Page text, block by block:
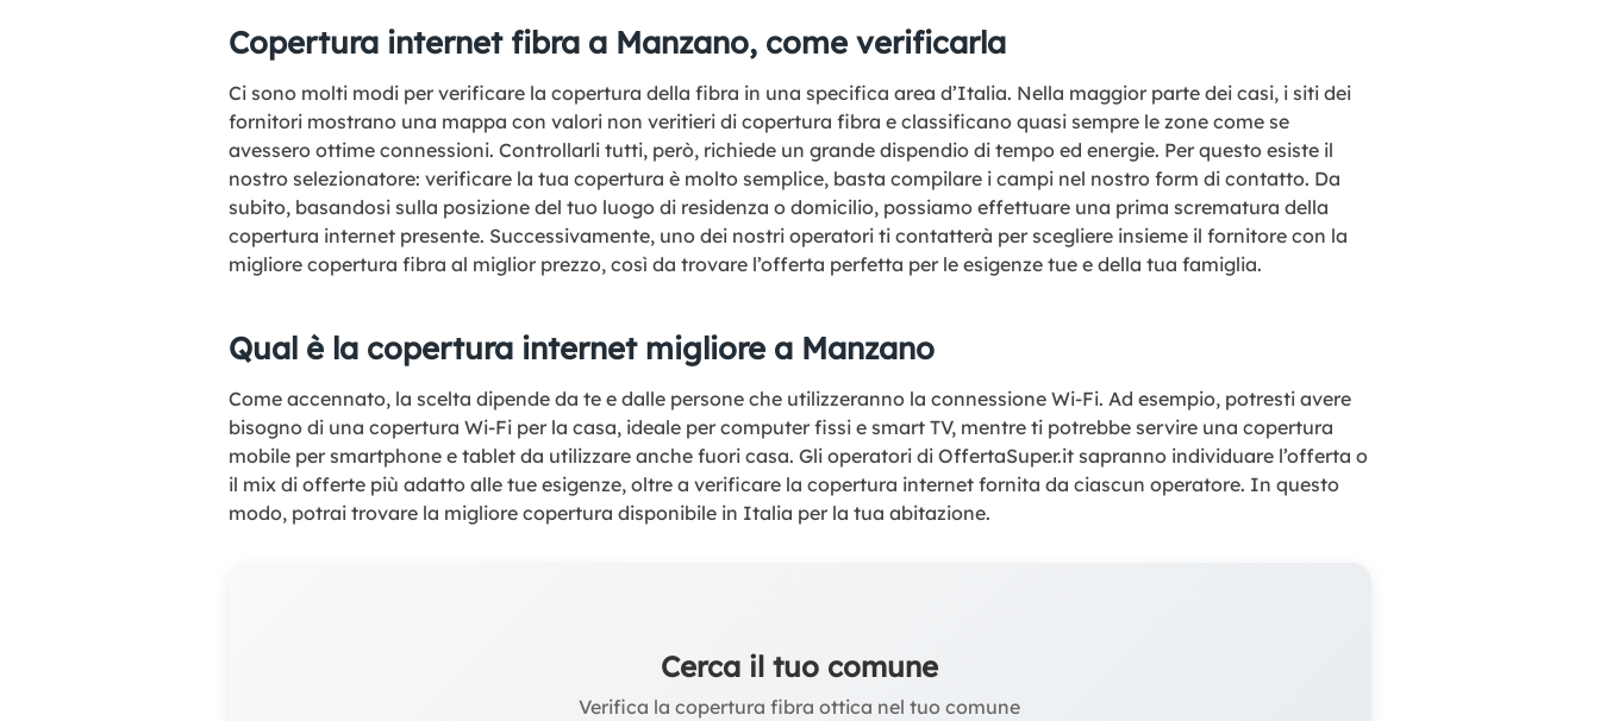
Copertura internet fibra a Manzano, come verificarla
Ci sono molti modi per verificare la copertura della fibra in una specifica area d’Italia. Nella maggior parte dei casi, i siti dei
fornitori mostrano una mappa con valori non veritieri di copertura fibra e classificano quasi sempre le zone come se
avessero ottime connessioni. Controllarli tutti, però, richiede un grande dispendio di tempo ed energie. Per questo esiste il
nostro selezionatore: verificare la tua copertura è molto semplice, basta compilare i campi nel nostro form di contatto. Da
subito, basandosi sulla posizione del tuo luogo di residenza o domicilio, possiamo effettuare una prima scrematura della
copertura internet presente. Successivamente, uno dei nostri operatori ti contatterà per scegliere insieme il fornitore con la
migliore copertura fibra al miglior prezzo, così da trovare l’offerta perfetta per le esigenze tue e della tua famiglia.
Qual è la copertura internet migliore a Manzano
Come accennato, la scelta dipende da te e dalle persone che utilizzeranno la connessione Wi-Fi. Ad esempio, potresti avere
bisogno di una copertura Wi-Fi per la casa, ideale per computer fissi e smart TV, mentre ti potrebbe servire una copertura
mobile per smartphone e tablet da utilizzare anche fuori casa. Gli operatori di OffertaSuper.it sapranno individuare l’offerta o
il mix di offerte più adatto alle tue esigenze, oltre a verificare la copertura internet fornita da ciascun operatore. In questo
modo, potrai trovare la migliore copertura disponibile in Italia per la tua abitazione.
Cerca il tuo comune
Verifica la copertura fibra ottica nel tuo comune